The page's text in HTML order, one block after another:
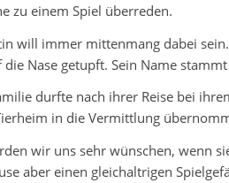
zu einem Spiel überreden.
will immer mittenmang dabei
die Nase getupft. Sein Name
durfte nach ihrer Reise bei
in die Vermittlung
wir uns sehr wünschen, wenn
aber einen gleichaltrigen